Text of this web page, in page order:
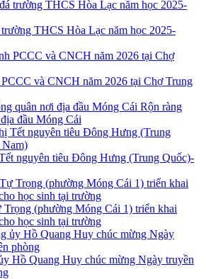
THCS Hòa Lạc năm học 2025-
và CNCH năm 2026 tại Chợ Trung
Rộn ràng
đầu Móng Cái
nguyên tiêu Đông Hưng (Trung Quốc)-
(phường Móng Cái 1) triển khai
học sinh tại trường
Hồ Quang Huy chúc mừng Ngày truyền